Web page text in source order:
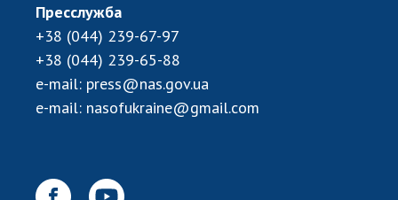
Бланки документів
НОВИНИ
ЗАСІДАННЯ ПРЕЗИДІЇ НАН УКРАЇНИ
МЕДІА ПРО НАС
Пресслужба
+38 (044) 239-67-97
+38 (044) 239-65-88
e-mail: press@nas.gov.ua
e-mail: nasofukraine@gmail.com